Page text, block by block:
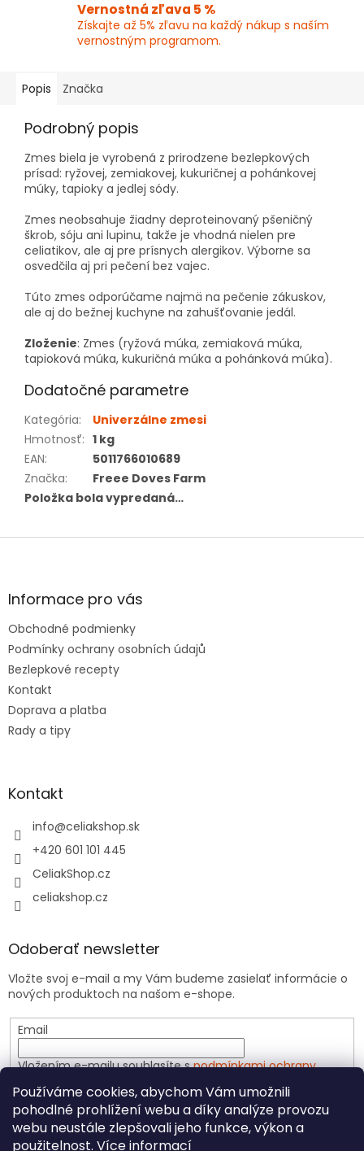
Používáme cookies, abychom Vám umožnili
pohodlné prohlížení webu a díky analýze provozu
webu neustále zlepšovali jeho funkce, výkon a
použitelnost. Více informací
Vernostná zľava 5 %
Získajte až 5% zľavu na každý nákup s naším
vernostným programom.
Popis Značka
Podrobný popis
Zmes biela je vyrobená z prirodzene bezlepkových
prísad: ryžovej, zemiakovej, kukuričnej a pohánkovej
múky, tapioky a jedlej sódy.
Zmes neobsahuje žiadny deproteinovaný pšeničný
škrob, sóju ani lupinu, takže je vhodná nielen pre
celiatikov, ale aj pre prísnych alergikov. Výborne sa
osvedčila aj pri pečení bez vajec.
Túto zmes odporúčame najmä na pečenie zákuskov,
ale aj do bežnej kuchyne na zahušťovanie jedál.
Zloženie: Zmes (ryžová múka, zemiaková múka,
tapioková múka, kukuričná múka a pohánková múka).
Dodatočné parametre
Kategória:
Univerzálne zmesi
Hmotnosť: 1 kg
EAN:
5011766010689
Značka:
Freee Doves Farm
Položka bola vypredaná…
Z
ä
e
Informace pro vás
Obchodné podmienky
Podmínky ochrany osobních údajů
Bezlepkové recepty
Kontakt
Doprava a platba
Rady a tipy
Kontakt
info@celiakshop.sk
+420 601 101 445
CeliakShop.cz
celiakshop.cz
Odoberať newsletter
Vložte svoj e-mail a my Vám budeme zasielať informácie o
nových produktoch na našom e-shope.
Email
Vložením e-mailu souhlasíte spodmínkami ochrany
PRIHLÁSIŤ SA